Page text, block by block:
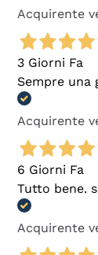
Acquirente
3 Giorni Fa
Sempre una
Acquirente
6 Giorni Fa
Tutto bene.
Acquirente